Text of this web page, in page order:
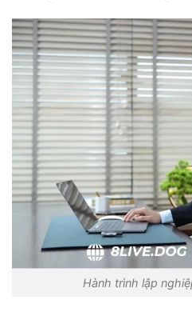
Hành trình lập